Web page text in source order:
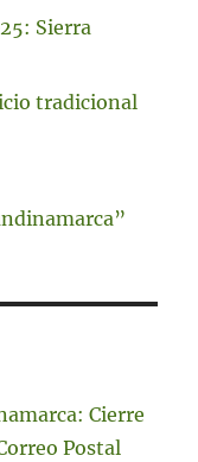
Sierra
tradicional
Cierre
Postal